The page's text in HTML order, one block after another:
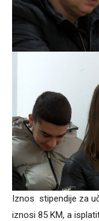
Iznos stipendije za
iznosi 85 KM, a